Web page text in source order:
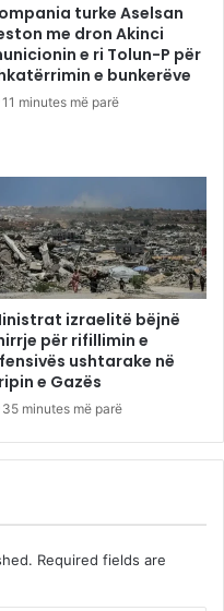
turke Aselsan
me dron Akinci
e ri Tolun-P për
e bunkerëve
11 minutes më parë
izraelitë bëjnë
për rifillimin e
ushtarake në
e Gazës
35 minutes më parë
Required fields are